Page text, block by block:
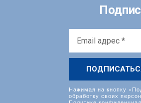
адрес
*
Нажимая на кнопку
обработку своих